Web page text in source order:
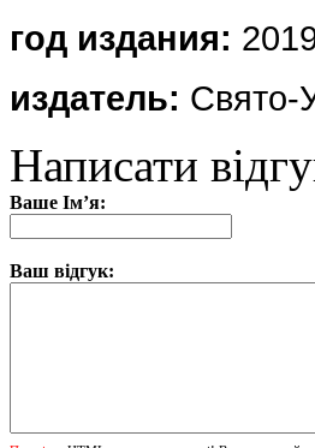
год издания:
издатель: Свято-
Написати
Ваше Ім’я:
Ваш відгук: